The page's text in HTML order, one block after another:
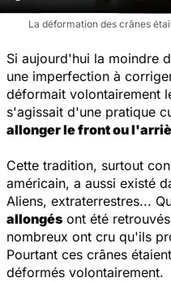
La déformation des crânes
Si aujourd'hui la moindre
une imperfection à
déformait volontairement
s'agissait d'une pratique
allonger le front ou
Cette tradition, surtout
américain, a aussi existé
Aliens, extraterrestres...
allongés ont été
nombreux ont cru qu'ils
Pourtant ces crânes
déformés volontairement.